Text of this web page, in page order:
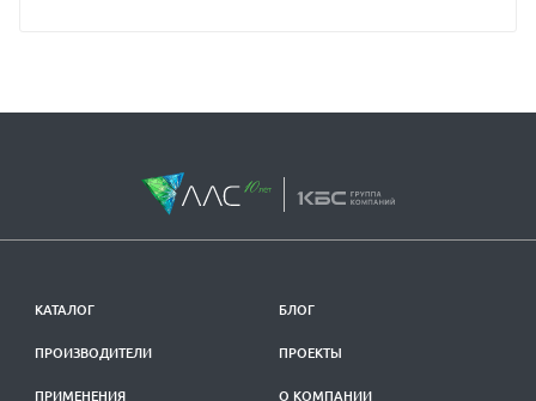
КАТАЛОГ
ПРОИЗВОДИТЕЛИ
ПРИМЕНЕНИЯ
БЛОГ
ПРОЕКТЫ
О КОМПАНИИ